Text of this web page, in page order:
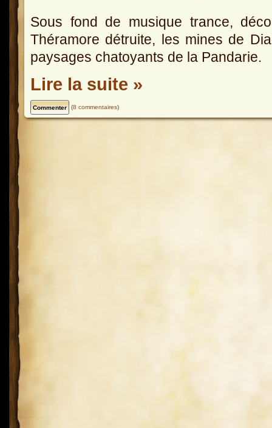
Sous fond de musique trance,
Théramore détruite, les mines de
paysages chatoyants de la Pandarie.
Lire la suite »
(8 commentaires)